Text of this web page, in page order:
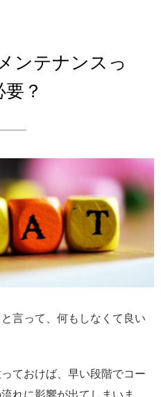
ンテナンスっ
？
言って、何もしなくて良い
ておけば、早い段階でコー
れに影響が出てしまいま